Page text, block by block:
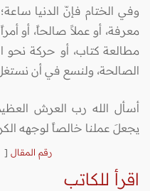
وفي الختام فإنّ الدنيا
معرفة، أو عملاً صالحاً، أو
مطالعة كتاب، أو حركة نحو
الصالحة، ولنسع في أن
أسأل الله رب العرش
يجعلَ عملنا خالصاً لوجهه
رقم المقال [
اقرأ للكاتب